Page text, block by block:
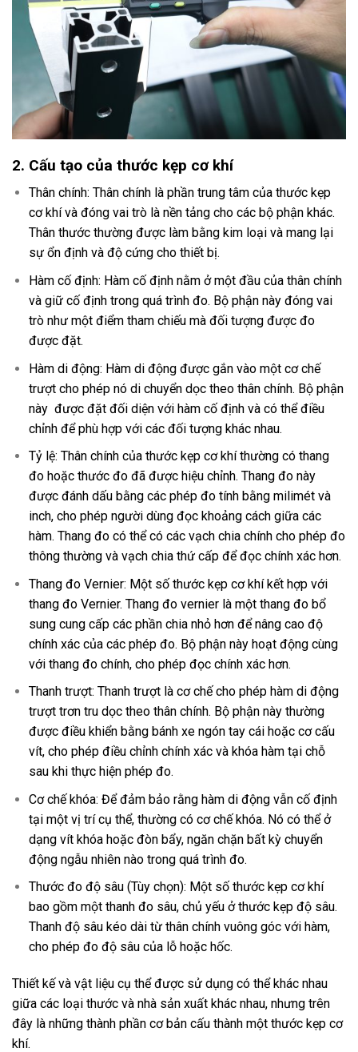
2. Cấu tạo của thước kẹp cơ khí
Thân chính: Thân chính là phần trung tâm của thước kẹp
cơ khí và đóng vai trò là nền tảng cho các bộ phận khác.
Thân thước thường được làm bằng kim loại và mang lại
sự ổn định và độ cứng cho thiết bị.
Hàm cố định: Hàm cố định nằm ở một đầu của thân chính
và giữ cố định trong quá trình đo. Bộ phận này đóng vai
trò như một điểm tham chiếu mà đối tượng được đo
được đặt.
Hàm di động: Hàm di động được gắn vào một cơ chế
trượt cho phép nó di chuyển dọc theo thân chính. Bộ phận
này được đặt đối diện với hàm cố định và có thể điều
chỉnh để phù hợp với các đối tượng khác nhau.
Tỷ lệ: Thân chính của thước kẹp cơ khí thường có thang
đo hoặc thước đo đã được hiệu chỉnh. Thang đo này
được đánh dấu bằng các phép đo tính bằng milimét và
inch, cho phép người dùng đọc khoảng cách giữa các
hàm. Thang đo có thể có các vạch chia chính cho phép đo
thông thường và vạch chia thứ cấp để đọc chính xác hơn.
Thang đo Vernier: Một số thước kẹp cơ khí kết hợp với
thang đo Vernier. Thang đo vernier là một thang đo bổ
sung cung cấp các phần chia nhỏ hơn để nâng cao độ
chính xác của các phép đo. Bộ phận này hoạt động cùng
với thang đo chính, cho phép đọc chính xác hơn.
Thanh trượt: Thanh trượt là cơ chế cho phép hàm di động
trượt trơn tru dọc theo thân chính. Bộ phận này thường
được điều khiển bằng bánh xe ngón tay cái hoặc cơ cấu
vít, cho phép điều chỉnh chính xác và khóa hàm tại chỗ
sau khi thực hiện phép đo.
Cơ chế khóa: Để đảm bảo rằng hàm di động vẫn cố định
tại một vị trí cụ thể, thường có cơ chế khóa. Nó có thể ở
dạng vít khóa hoặc đòn bẩy, ngăn chặn bất kỳ chuyển
động ngẫu nhiên nào trong quá trình đo.
Thước đo độ sâu (Tùy chọn): Một số thước kẹp cơ khí
bao gồm một thanh đo sâu, chủ yếu ở thước kẹp độ sâu.
Thanh độ sâu kéo dài từ thân chính vuông góc với hàm,
cho phép đo độ sâu của lỗ hoặc hốc.
Thiết kế và vật liệu cụ thể được sử dụng có thể khác nhau
giữa các loại thước và nhà sản xuất khác nhau, nhưng trên
đây là những thành phần cơ bản cấu thành một thước kẹp cơ
khí.